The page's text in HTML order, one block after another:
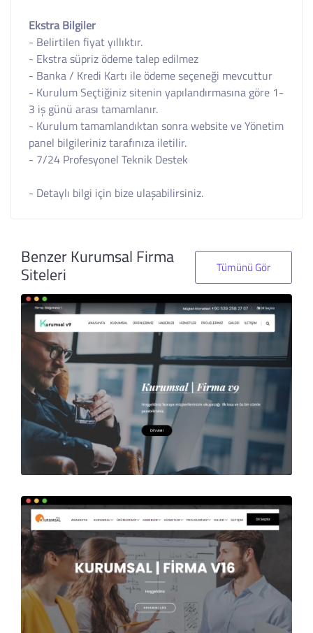
Ekstra Bilgiler
- Belirtilen fiyat yıllıktır.
- Ekstra süpriz ödeme talep edilmez
- Banka / Kredi Kartı ile ödeme seçeneği mevcuttur
- Kurulum Seçtiğiniz sitenin yapılandırmasına göre 1-
3 iş günü arası tamamlanır.
- Kurulum tamamlandıktan sonra website ve Yönetim
panel bilgileriniz tarafınıza iletilir.
- 7/24 Profesyonel Teknik Destek
- Detaylı bilgi için bize ulaşabilirsiniz.
Benzer Kurumsal Firma
Siteleri Tümünü Gör